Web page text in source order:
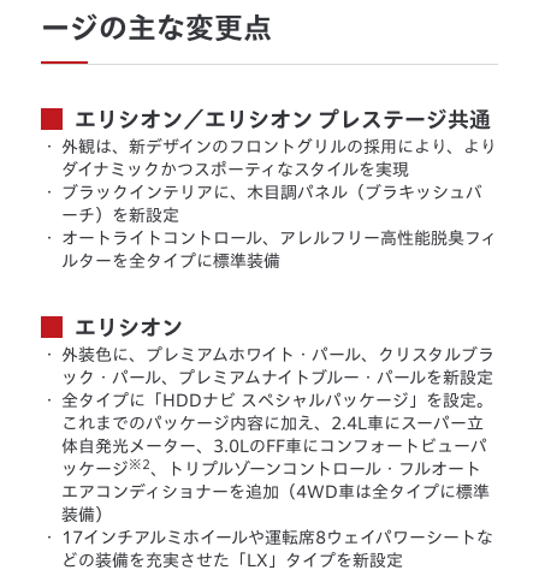
ージの主な変更点
エリシオン／エリシオン プレステージ共通
・
外観は、新デザインのフロントグリルの採用により、より
ダイナミックかつスポーティなスタイルを実現
・
ブラックインテリアに、木目調パネル（ブラキッシュバ
ーチ）を新設定
・
オートライトコントロール、アレルフリー高性能脱臭フィ
ルターを全タイプに標準装備
エリシオン
・
外装色に、プレミアムホワイト・パール、クリスタルブラ
ック・パール、プレミアムナイトブルー・パールを新設定
・
全タイプに「HDDナビ スペシャルパッケージ」を設定。
これまでのパッケージ内容に加え、2.4L車にスーパー立
体自発光メーター、3.0LのFF車にコンフォートビューパ
ッケージ ※2、トリプルゾーンコントロール・フルオート
エアコンディショナーを追加（4WD車は全タイプに標準
装備）
・
17インチアルミホイールや運転席8ウェイパワーシートな
どの装備を充実させた「LX」タイプを新設定